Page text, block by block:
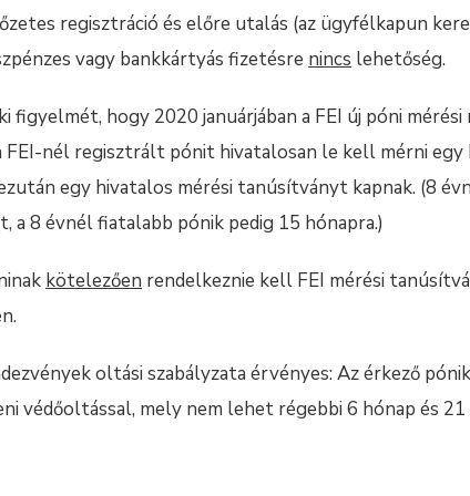
regisztráció és előre utalás (az ügyfélkapun
vagy bankkártyás fizetésre nincs lehetőség.
figyelmét, hogy 2020 januárjában a FEI új póni
FEI-nél regisztrált pónit hivatalosan le kell mérni egy
egy hivatalos mérési tanúsítványt kapnak. (8
a 8 évnél fiatalabb pónik pedig 15 hónapra.)
kötelezően rendelkeznie kell FEI mérési
oltási szabályzata érvényes: Az érkező
védőoltással, mely nem lehet régebbi 6 hónap és